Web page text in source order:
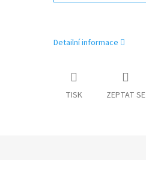
Detailní informace
TISK ZEPTAT SE